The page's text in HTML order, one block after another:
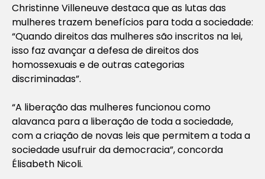
Christinne Villeneuve destaca que as lutas das
mulheres trazem benefícios para toda a sociedade:
“Quando direitos das mulheres são inscritos na lei,
isso faz avançar a defesa de direitos dos
homossexuais e de outras categorias
discriminadas”.
“A liberação das mulheres funcionou como
alavanca para a liberação de toda a sociedade,
com a criação de novas leis que permitem a toda a
sociedade usufruir da democracia”, concorda
Élisabeth Nicoli.